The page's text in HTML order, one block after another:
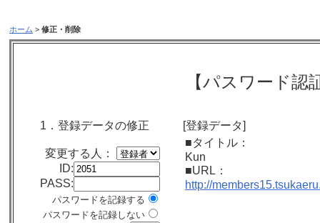
ホーム > 修正・削除
【パスワード認
1．登録データの修正
変更する人：
ID:
PASS:
パスワードを記録する
パスワードを記録しない
[登録データ]
■タイトル：
Kun
■URL：
http://